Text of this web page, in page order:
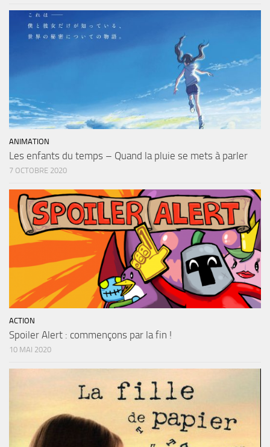
ANIMATION
Les enfants du temps – Quand la pluie se mets à parler
7 OCTOBRE 2020
ACTION
Spoiler Alert : commençons par la fin !
10 MAI 2020